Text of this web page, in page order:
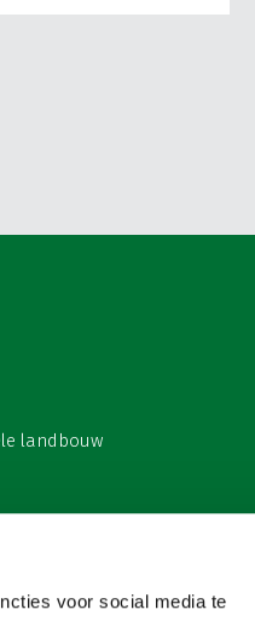
voor social media te
landbouw